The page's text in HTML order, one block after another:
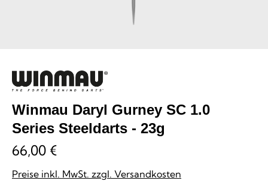
Winmau Daryl Gurney SC 1.0
Series Steeldarts - 23g
66,00 €
Preise inkl. MwSt. zzgl. Versandkosten